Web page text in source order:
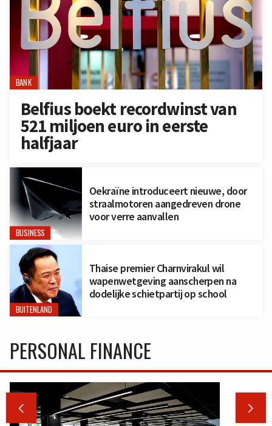
BANK
Belfius boekt recordwinst van
521 miljoen euro in eerste
halfjaar
BUSINESS
Oekraïne introduceert nieuwe, door
straalmotoren aangedreven drone
voor verre aanvallen
BUITENLAND
Thaise premier Charnvirakul wil
wapenwetgeving aanscherpen na
dodelijke schietpartij op school
PERSONAL FINANCE
 